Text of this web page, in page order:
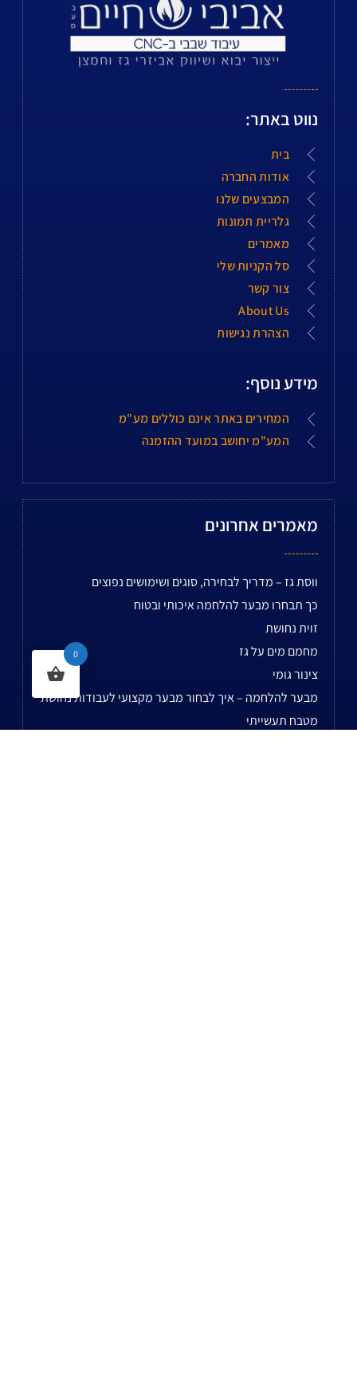
נווט באתר:
בית
אודות החברה
המבצעים שלנו
גלריית תמונות
מאמרים
סל הקניות שלי
צור קשר
About Us
הצהרת נגישות
מידע נוסף:
המחירים באתר אינם כוללים מע"מ
המע"מ יחושב במועד ההזמנה
מאמרים אחרונים
ווסת גז – מדריך לבחירה, סוגים ושימושים נפוצים
כך תבחרו מבער להלחמה איכותי ובטוח
זוית נחושת
מחמם מים על גז
צינור גומי
מבער להלחמה – איך לבחור מבער מקצועי לעבודות נחושת
מטבח תעשייתי
0